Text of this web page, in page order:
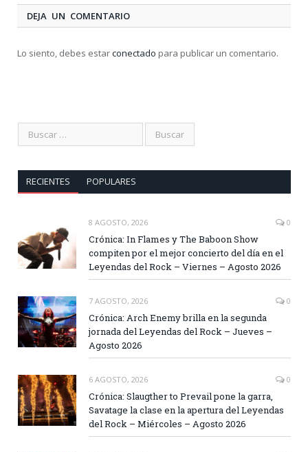
DEJA UN COMENTARIO
Lo siento, debes estarconectado para publicar un comentario.
RECIENTES POPULARES
8 AGOSTO, 2026 0
Crónica: In Flames y The Baboon Show
compiten por el mejor concierto del día en el
Leyendas del Rock – Viernes – Agosto 2026
7 AGOSTO, 2026 0
Crónica: Arch Enemy brilla en la segunda
jornada del Leyendas del Rock – Jueves –
Agosto 2026
6 AGOSTO, 2026 0
Crónica: Slaugther to Prevail pone la garra,
Savatage la clase en la apertura del Leyendas
del Rock – Miércoles – Agosto 2026